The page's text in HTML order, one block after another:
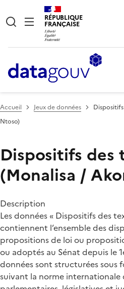
RÉPUBLIQUE
FRANÇAISE
Accueil Jeux de données
Ntoso)
Dispositifs des
(Monalisa /
Description
Les données « Dispositifs des
contiennent l’ensemble des
propositions de loi ou
ou adoptés au Sénat depuis le
données sont structurées sous
suivant la norme internationale